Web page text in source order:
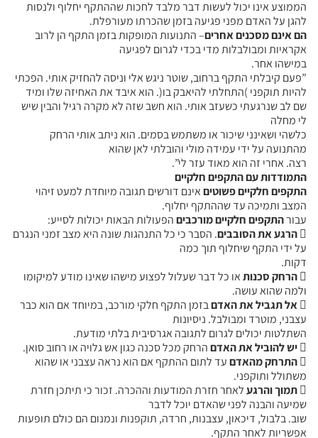
הממוצע אינו יכול לעשות דבר מלבד לחכות שההתקף יחלוף ולנסות
להגן על האדם מפני פגיעה בזמן שהכרתו מעורפלת.
הם אינם מסכנים אחרים– התנועות המופקות בזמן התקף הן לרוב
אקראיות ומבולבלות מדי בכדי לגרום לפגיעה
במישהו אחר.
”פעם קיבלתי התקף ברחוב, שוטר ניגש אלי וניסה להחזיק אותי. הפכתי
להיות תוקפני )התחלתי להיאבק בו(. הוא איבד את האחיזה שלו ומיד
שם לב שנרגעתי כשעזב אותי. הוא חשב שזה לא מקרה רגיל והבין שיש
לי מחלה
כלשהי ושאינני שיכור או משתמש בסמים. הוא ניתב אותי הרחק
מהתנועה על ידי עמידה מולי והובלתי לאן שהוא
רצה. אחרי זה הוא מאוד עזר לי”.
התמודדות עם התקפים חלקיים
התקפים חלקיים פשוטיםאינם דורשים תגובה מיוחדת למעט זיהוי
המצב ותמיכה עד שההתקף יחלוף.
עבורהתקפים חלקיים מורכביםהפעולות הבאות יכולות לסייע:
הרגע את הסובבים. הסבר כי כל התנהגות שונה היא מצב זמני הנגרם
על ידי התקף שיחלוף תוך כמה
דקות.
הרחק סכנותאו כל דבר שעלול לפצוע מישהו שאינו מודע למיקומו
ולמה שהוא עושה.
אל תגביל את האדםבזמן התקף חלקי מורכב, במיוחד אם הוא כבר
עצבני, מוטרד ומבולבל. ניסיונות
השתלטות יכולים לגרום לתגובה אגרסיבית בלתי מודעת.
יש להוביל את האדםהרחק מכל סכנה כגון אש גלויה או רחוב סואן.
התרחק מהאדםעד לתום ההתקף אם הוא נראה עצבני או שהוא
משתולל ותוקפני.
תמוך והרגעלאחר חזרת המודעות וההכרה. זכור כי תיתכן חזרת
שמיעה והבנה לפני שהאדם יוכל לדבר
שוב. בלבול, דיכאון, עצבנות, חרדה, תוקפנות ונמנום הם כולם תופעות
אפשריות לאחר התקף.